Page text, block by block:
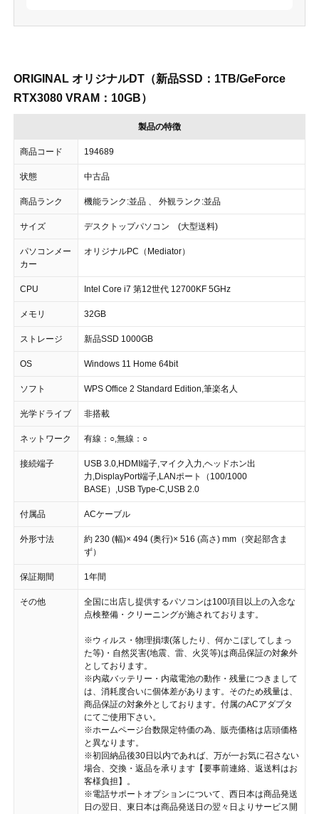
ORIGINAL オリジナルDT（新品SSD：1TB/GeForce
RTX3080 VRAM：10GB）
製品の特徴
商品コード 194689
状態 中古品
商品ランク 機能ランク:並品 、 外観ランク:並品
サイズ デスクトップパソコン (大型送料)
パソコンメー
カー
オリジナルPC（Mediator）
CPU Intel Core i7 第12世代 12700KF 5GHz
メモリ 32GB
ストレージ 新品SSD 1000GB
OS Windows 11 Home 64bit
ソフト WPS Office 2 Standard Edition,筆楽名人
光学ドライブ 非搭載
ネットワーク 有線：○,無線：○
接続端子
USB 3.0,HDMI端子,マイク入力,ヘッドホン出
力,DisplayPort端子,LANポート（100/1000
BASE）,USB Type-C,USB 2.0
付属品 ACケーブル
外形寸法
約 230 (幅)× 494 (奥行)× 516 (高さ) mm（突起部含ま
ず）
保証期間 1年間
その他
全国に出店し提供するパソコンは100項目以上の入念な
点検整備・クリーニングが施されております。
※ウィルス・物理損壊(落したり、何かこぼしてしまっ
た等)・自然災害(地震、雷、火災等)は商品保証の対象外
としております。
※内蔵バッテリー・内蔵電池の動作・残量につきまして
は、消耗度合いに個体差があります。そのため残量は、
商品保証の対象外としております。付属のACアダプタ
にてご使用下さい。
※ホームページ台数限定特価の為、販売価格は店頭価格
と異なります。
※初回納品後30日以内であれば、万が一お気に召さない
場合、交換・返品を承ります【要事前連絡、返送料はお
客様負担】。
※電話サポートオプションについて、西日本は商品発送
日の翌日、東日本は商品発送日の翌々日よりサービス開